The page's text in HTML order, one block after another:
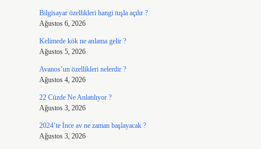
Bilgisayar özellikleri hangi tuşla açılır ?
Ağustos 6, 2026
Kelimede kök ne anlama gelir ?
Ağustos 5, 2026
Avanos’un özellikleri nelerdir ?
Ağustos 4, 2026
22 Cüzde Ne Anlatılıyor ?
Ağustos 3, 2026
2024’te İnce av ne zaman başlayacak ?
Ağustos 3, 2026